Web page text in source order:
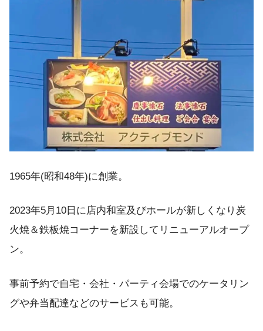
1965年(昭和48年)に創業。
2023年5月10日に店内和室及びホールが新しくなり炭
火焼＆鉄板焼コーナーを新設してリニューアルオープ
ン。
事前予約で自宅・会社・パーティ会場でのケータリン
グや弁当配達などのサービスも可能。